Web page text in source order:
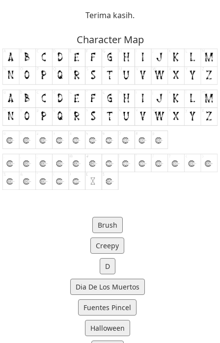
Terima kasih.
Character Map
Brush
Creepy
D
Dia De Los Muertos
Fuentes Pincel
Halloween